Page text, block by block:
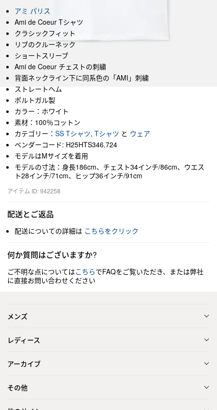
アミ パリス
Ami de Coeur Tシャツ
クラシックフィット
リブのクルーネック
ショートスリーブ
Ami de Coeur チェストの刺繍
背面ネックライン下に同系色の「AMI」刺繍
ストレートヘム
ポルトガル製
カラー：ホワイト
素材：100％コットン
カテゴリー： SS Tシャツ, Tシャツ と ウェア
ベンダーコード: H25HTS346.724
モデルはMサイズを着用
モデルの寸法：身長186cm、チェスト34インチ/86cm、ウエス
ト28インチ/71cm、ヒップ36インチ/91cm
アイテム ID: 942258
配送とご返品
配送についての詳細は こちらをクリック
何か質問はございますか?
ご不明な点についてはこちらでFAQをご覧いただき、または弊社
に直接お問い合わせください
メンズ
レディース
アーカイブ
その他